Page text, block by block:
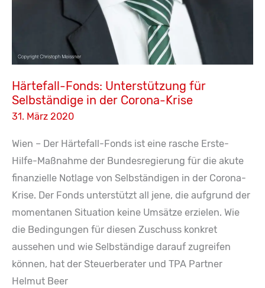
Härtefall-Fonds: Unterstützung für
Selbständige in der Corona-Krise
31. März 2020
Wien – Der Härtefall-Fonds ist eine rasche Erste-
Hilfe-Maßnahme der Bundesregierung für die akute
finanzielle Notlage von Selbständigen in der Corona-
Krise. Der Fonds unterstützt all jene, die aufgrund der
momentanen Situation keine Umsätze erzielen. Wie
die Bedingungen für diesen Zuschuss konkret
aussehen und wie Selbständige darauf zugreifen
können, hat der Steuerberater und TPA Partner
Helmut Beer